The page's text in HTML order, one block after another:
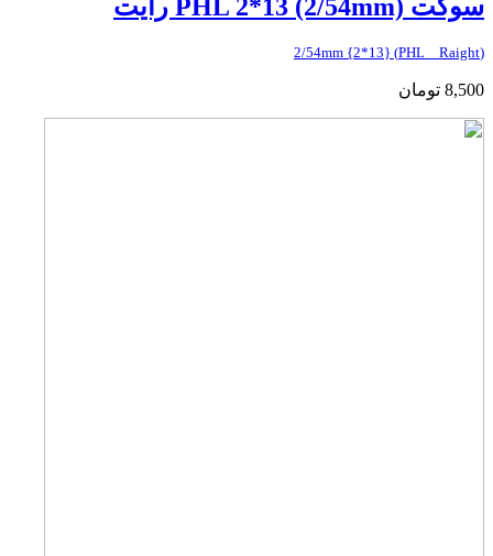
سوکت PHL 2*13 (2/54mm) رایت
(PHL _ Raight) {2*13} 2/54mm
8,500 تومان